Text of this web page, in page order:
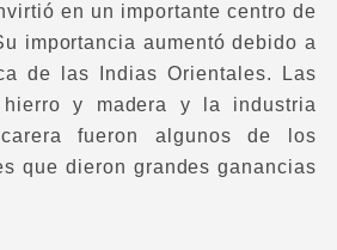
en un importante centro de
importancia aumentó debido a
de las Indias Orientales. Las
hierro y madera y la industria
fueron algunos de los
que dieron grandes ganancias